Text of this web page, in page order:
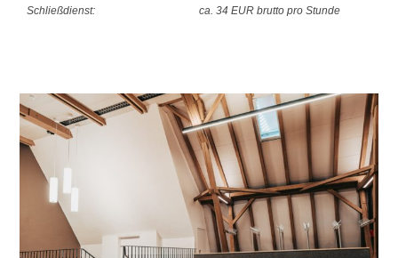
Schließdienst: ca. 34 EUR brutto pro Stunde